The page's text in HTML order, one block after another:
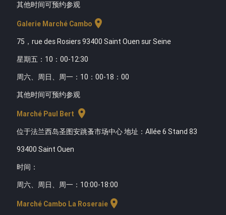
其他时间可预约参观
Galerie Marché Cambo location_on
75，rue des Rosiers 93400 Saint Ouen sur Seine
星期五：10：00-12:30
周六、周日、周一：10：00-18：00
其他时间可预约参观
Marché Paul Bert location_on
位于法兰西岛圣图安跳蚤市场中心 地址：Allée 6 Stand 83
93400 Saint Ouen
时间 ：
周六、周日、周一：10:00-18:00
Marché Cambo La Roseraielocation_on